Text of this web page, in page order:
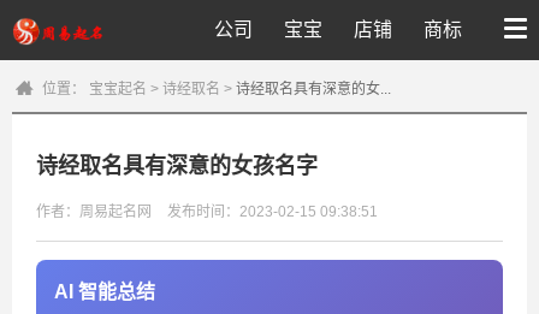
公司 宝宝 店铺 商标
位置： 宝宝起名 > 诗经取名 > 诗经取名具有深意的女...
诗经取名具有深意的女孩名字
作者：周易起名网 发布时间：2023-02-15 09:38:51
AI 智能总结